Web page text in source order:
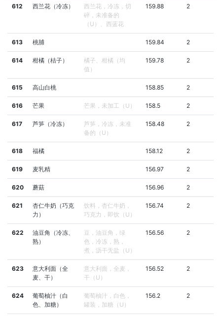
612 西兰花（冷冻）
西兰花，冷冻，切
碎，未准备的
（U）、西蓝花
159.88 2
613 桃脯 159.84 2
614 柑橘（桔子）
橘子、柑橘（均
值）
159.78 2
615 高山白桃 158.85 2
616 芒果 芒果，未加工（U） 158.5 2
617 芦笋（冷冻）
芦笋，冷冻，未准
备的（U）
158.48 2
618 福橘 158.12 2
619 麦乳精 156.97 2
620 蘑菇 156.96 2
621
杏仁牛奶（巧克
力）
饮料，杏仁牛奶，
巧克力，即饮（U）
156.74 2
622
油豆角（冷冻、
熟）
豆，油豆角，绿
色，冷冻，熟，
煮，沥干无盐（U）
156.56 2
623
意大利面（全
麦、干）
意大利面，全麦，
干（U）
156.52 2
624
葡萄柚汁（白
色、加糖）
葡萄柚汁，白色，
罐装，加糖（U）
156.2 2